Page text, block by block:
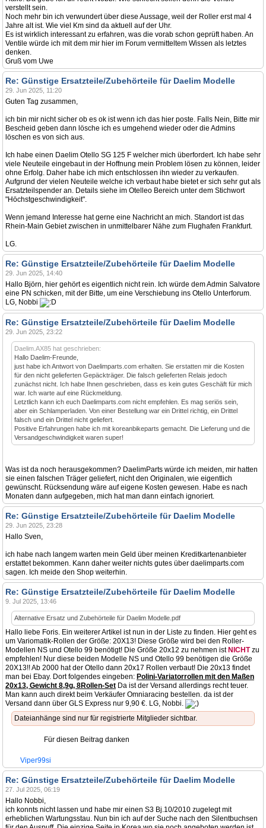
verstellt sein.
Noch mehr bin ich verwundert über diese Aussage, weil der Roller erst mal 4
Jahre alt ist. Wie viel Km sind da aktuell auf der Uhr.
Es ist wirklich interessant zu erfahren, was die vorab schon geprüft haben. An
Ventile würde ich mit dem mir hier im Forum vermitteltem Wissen als letztes
denken.
Gruß vom Uwe
Re: Günstige Ersatzteile/Zubehörteile für Daelim Modelle
29. Jun 2025, 11:20
Guten Tag zusammen,
ich bin mir nicht sicher ob es ok ist wenn ich das hier poste. Falls Nein, Bitte mir
Bescheid geben dann lösche ich es umgehend wieder oder die Admins
löschen es von sich aus.
Ich habe einen Daelim Otello SG 125 F welcher mich überfordert. Ich habe sehr
viele Neuteile eingebaut in der Hoffnung mein Problem lösen zu können, leider
ohne Erfolg. Daher habe ich mich entschlossen ihn wieder zu verkaufen.
Aufgrund der vielen Neuteile welche ich verbaut habe bietet er sich sehr gut als
Ersatzteilspender an. Details siehe im Otelleo Bereich unter dem Stichwort
"Höchstgeschwindigkeit".
Wenn jemand Interesse hat gerne eine Nachricht an mich. Standort ist das
Rhein-Main Gebiet zwischen in unmittelbarer Nähe zum Flughafen Frankfurt.
LG.
Re: Günstige Ersatzteile/Zubehörteile für Daelim Modelle
29. Jun 2025, 14:40
Hallo Björn, hier gehört es eigentlich nicht rein. Ich würde dem Admin Salvatore
eine PN schicken, mit der Bitte, um eine Verschiebung ins Otello Unterforum.
LG, Nobbi
Re: Günstige Ersatzteile/Zubehörteile für Daelim Modelle
29. Jun 2025, 23:22
Daelim.AX85 hat geschrieben:
Hallo Daelim-Freunde,
just habe ich Antwort von Daelimparts.com erhalten. Sie erstatten mir die Kosten
für den nicht gelieferten Gepäckträger. Die falsch gelieferten Relais jedoch
zunächst nicht. Ich habe Ihnen geschrieben, dass es kein gutes Geschäft für mich
war. Ich warte auf eine Rückmeldung.
Letztlich kann ich euch Daelimparts.com nicht empfehlen. Es mag seriös sein,
aber ein Schlamperladen. Von einer Bestellung war ein Drittel richtig, ein Drittel
falsch und ein Drittel nicht geliefert.
Positive Erfahrungen habe ich mit koreanbikeparts gemacht. Die Lieferung und die
Versandgeschwindigkeit waren super!
Was ist da noch herausgekommen? DaelimParts würde ich meiden, mir hatten
sie einen falschen Träger geliefert, nicht den Originalen, wie eigentlich
gewünscht. Rücksendung wäre auf eigene Kosten gewesen. Habe es nach
Monaten dann aufgegeben, mich hat man dann einfach ignoriert.
Re: Günstige Ersatzteile/Zubehörteile für Daelim Modelle
29. Jun 2025, 23:28
Hallo Sven,
ich habe nach langem warten mein Geld über meinen Kreditkartenanbieter
erstattet bekommen. Kann daher weiter nichts gutes über daelimparts.com
sagen. Ich meide den Shop weiterhin.
Re: Günstige Ersatzteile/Zubehörteile für Daelim Modelle
9. Jul 2025, 13:46
Alternative Ersatz und Zubehörteile für Daelim Modelle.pdf
Hallo liebe Foris. Ein weiterer Artikel ist nun in der Liste zu finden. Hier geht es
um Variomatik-Rollen der Größe: 20X13! Diese Größe wird bei den Roller-
Modellen NS und Otello 99 benötigt! Die Größe 20x12 zu nehmen ist NICHTzu
empfehlen! Nur diese beiden Modelle NS und Otello 99 benötigen die Größe
20X13!! Ab 2000 hat der Otello dann 20x17 Rollen verbaut! Die 20x13 findet
man bei Ebay. Dort folgendes eingeben: Polini-Variatorrollen mit den Maßen
20x13, Gewicht 8,9g, 8Rollen-Set Da ist der Versand allerdings recht teuer.
Man kann auch direkt beim Verkäufer Omniaracing bestellen. da ist der
Versand dann über GLS Express nur 9,90 €. LG, Nobbi.
Dateianhänge sind nur für registrierte Mitglieder sichtbar.
Für diesen Beitrag danken
Viper99si
Re: Günstige Ersatzteile/Zubehörteile für Daelim Modelle
27. Jul 2025, 06:19
Hallo Nobbi,
ich konnts nicht lassen und habe mir einen S3 Bj.10/2010 zugelegt mit
erheblichen Wartungsstau. Nun bin ich auf der Suche nach den Silentbuchsen